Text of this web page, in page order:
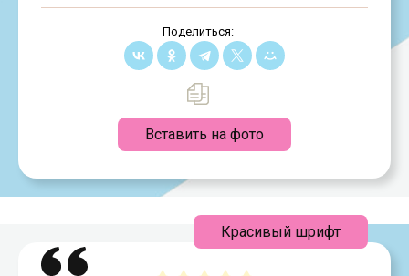
Поделиться:
Вставить на фото
Красивый шрифт